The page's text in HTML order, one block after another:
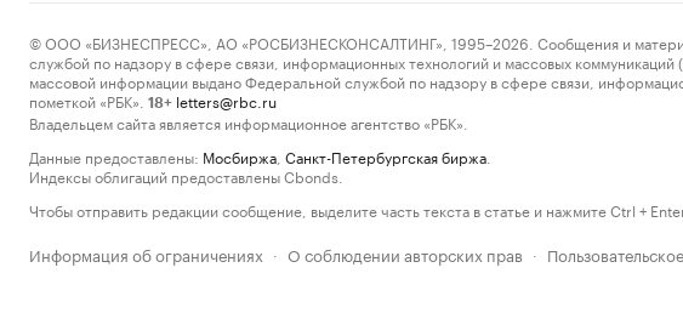
© ООО «БИЗНЕСПРЕСС», АО «РОСБИЗНЕСКОНСАЛТИНГ», 1995–2026. Сообщения и
службой по надзору в сфере связи, информационных технологий и массовых
массовой информации выдано Федеральной службой по надзору в сфере связи,
пометкой «РБК».
18+ letters@rbc.ru
Владельцем сайта является информационное агентство «РБК».
Данные предоставлены: Мосбиржа Санкт-Петербургская биржа
Индексы облигаций предоставлены Cbonds.
Чтобы отправить редакции сообщение, выделите часть текста в статье и нажмите Ctrl +
Информация об ограничениях · О соблюдении авторских прав ·